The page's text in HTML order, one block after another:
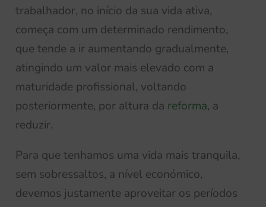
trabalhador, no início da sua vida ativa,
começa com um determinado rendimento,
que tende a ir aumentando gradualmente,
atingindo um valor mais elevado com a
maturidade profissional, voltando
posteriormente, por altura da reforma, a
reduzir.
Para que tenhamos uma vida mais tranquila,
sem sobressaltos, a nível económico,
devemos justamente aproveitar os períodos